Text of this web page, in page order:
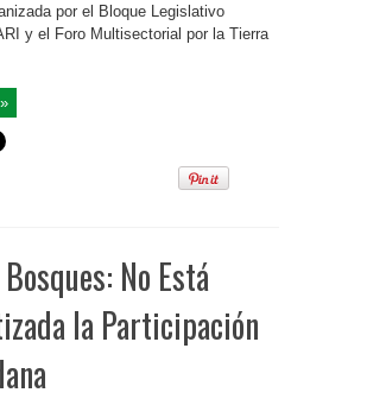
por el Bloque Legislativo
y el Foro Multisectorial por la Tierra
No Está
la Participación